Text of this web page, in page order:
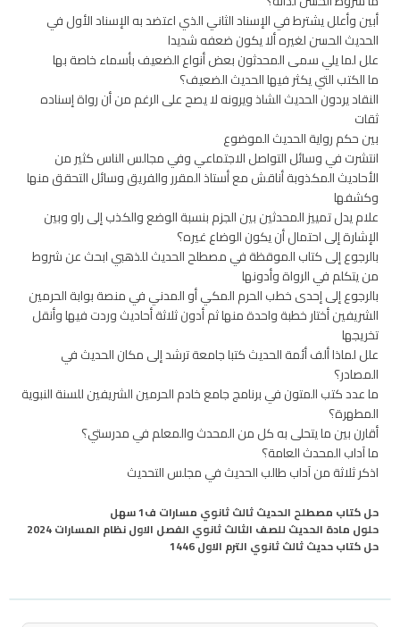
أبين وأعلل يشترط في الإسناد الثاني الذي اعتضد به الإسناد الأول في
الحديث الحسن لغيره ألا يكون ضعفه شديدا
علل لما يلي سمى المحدثون بعض أنواع الضعيف بأسماء خاصة بها
ما الكتب التي يكثر فيها الحديث الضعيف؟
النقاد يردون الحديث الشاذ ويرونه لا يصح على الرغم من أن رواة إسناده
ثقات
بين حكم رواية الحديث الموضوع
انتشرت في وسائل التواصل الاجتماعي وفي مجالس الناس كثير من
الأحاديث المكذوبة أناقش مع أستاذ المقرر والفريق وسائل التحقق منها
وكشفها
علام يدل تمييز المحدثين بين الجزم بنسبة الوضع والكذب إلى راو وبين
الإشارة إلى احتمال أن يكون الوضاع غيره؟
بالرجوع إلى كتاب الموقظة في مصطلح الحديث للذهبي ابحث عن شروط
من يتكلم في الرواة وأدونها
بالرجوع إلى إحدى خطب الحرم المكي أو المدني في منصة بوابة الحرمين
الشريفين أختار خطبة واحدة منها ثم أدون ثلاثة أحاديث وردت فيها وأنقل
تخريجها
علل لماذا ألف أئمة الحديث كتبا جامعة ترشد إلى مكان الحديث في
المصادر؟
ما عدد كتب المتون في برنامج جامع خادم الحرمين الشريفين للسنة النبوية
المطهرة؟
أقارن بين ما يتحلى به كل من المحدث والمعلم في مدرستي؟
ما آداب المحدث العامة؟
اذكر ثلاثة من آداب طالب الحديث في مجلس التحديث
حل كتاب مصطلح الحديث ثالث ثانوي مسارات ف1 سهل
حلول مادة الحديث للصف الثالث ثانوي الفصل الاول نظام المسارات 2024
حل كتاب حديث ثالث ثانوي الترم الاول 1446